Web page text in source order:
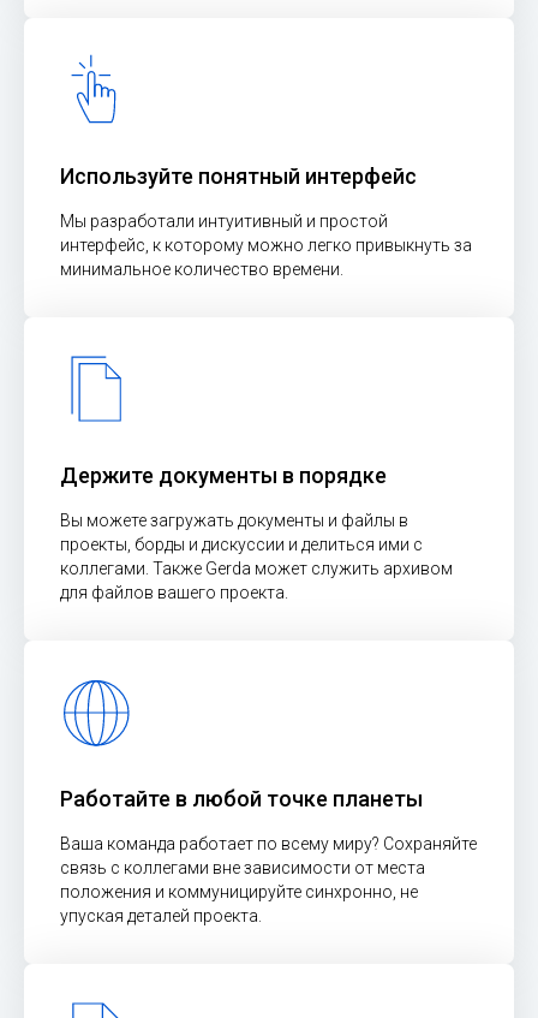
Используйте понятный интерфейс
Мы разработали интуитивный и простой
интерфейс, к которому можно легко привыкнуть за
минимальное количество времени.
Держите документы в порядке
Вы можете загружать документы и файлы в
проекты, борды и дискуссии и делиться ими с
коллегами. Также Gerda может служить архивом
для файлов вашего проекта.
Работайте в любой точке планеты
Ваша команда работает по всему миру? Сохраняйте
связь с коллегами вне зависимости от места
положения и коммуницируйте синхронно, не
упуская деталей проекта.